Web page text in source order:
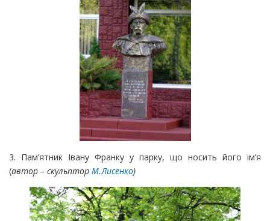
3. Пам’ятник Івану Франку у парку, що носить його ім’я
(автор – скульптор М.Лисенко)